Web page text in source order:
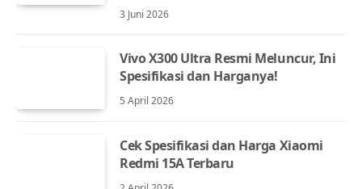
3 Juni 2026
Vivo X300 Ultra Resmi Meluncur, Ini
Spesifikasi dan Harganya!
5 April 2026
Cek Spesifikasi dan Harga Xiaomi
Redmi 15A Terbaru